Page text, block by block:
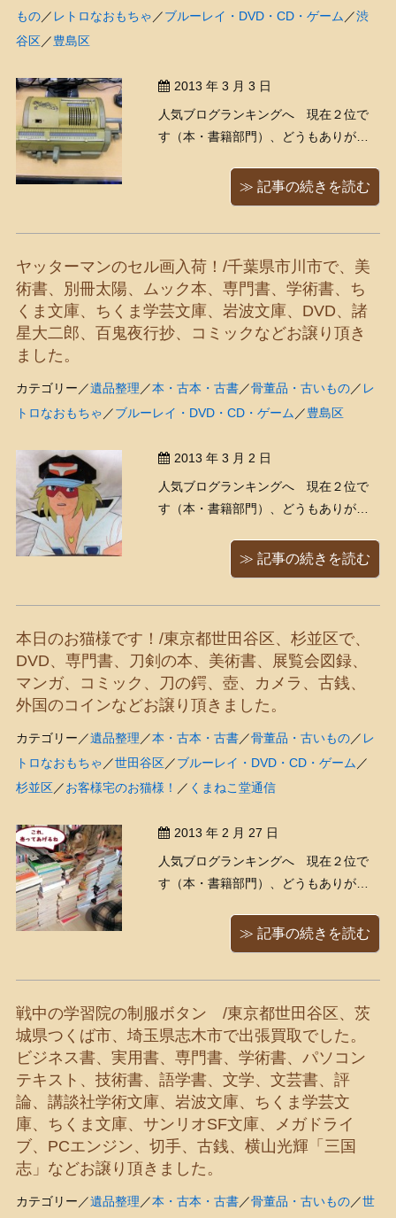
もの／ レトロなおもちゃ／ブルーレイ・DVD・CD・ゲーム／渋
谷区／豊島区
2013 年 3 月 3 日
人気ブログランキングへ 現在２位で
す（本・書籍部門）、どうもありがと
出張買取りでした、今日も色々な物を
買い取ってきたみたいですよ 手回しの
和４０年代ごろのもの？ ...
≫ 記事の続きを読む
ヤッターマンのセル画入荷！/千葉県市川市で、美
術書、別冊太陽、ムック本、専門書、学術書、ち
くま文庫、ちくま学芸文庫、岩波文庫、DVD、諸
星大二郎、百鬼夜行抄、コミックなどお譲り頂き
ました。
カテゴリー／遺品整理／本・古本・古書／骨董品・古いもの／ レ
トロなおもちゃ／ブルーレイ・DVD・CD・ゲーム／豊島区
2013 年 3 月 2 日
人気ブログランキングへ 現在２位で
す（本・書籍部門）、どうもありがと
ムボカンシリーズ）」のセル画が入っ
てきました、うわあ懐かしいなあ、小
≫ 記事の続きを読む
本日のお猫様です！/東京都世田谷区、杉並区で、
DVD、専門書、刀剣の本、美術書、展覧会図録、
マンガ、コミック、刀の鍔、壺、カメラ、古銭、
外国のコインなどお譲り頂きました。
カテゴリー／遺品整理／本・古本・古書／骨董品・古いもの／ レ
トロなおもちゃ／世田谷区／ブルーレイ・DVD・CD・ゲーム／
杉並区／お客様宅のお猫様！ ／ くまねこ堂通信
2013 年 2 月 27 日
人気ブログランキングへ 現在２位で
す（本・書籍部門）、どうもありがと
様です！！ 以前も依頼をしていただい
たことのあるリピーター様でした、ど
おります） ...
≫ 記事の続きを読む
戦中の学習院の制服ボタン /東京都世田谷区、茨
城県つくば市、埼玉県志木市で出張買取でした。
ビジネス書、実用書、専門書、学術書、パソコン
テキスト、技術書、語学書、文学、文芸書、評
論、講談社学術文庫、岩波文庫、ちくま学芸文
庫、ちくま文庫、サンリオSF文庫、メガドライ
ブ、PCエンジン、切手、古銭、横山光輝「三国
志」などお譲り頂きました。
カテゴリー／遺品整理／本・古本・古書／骨董品・古いもの／世